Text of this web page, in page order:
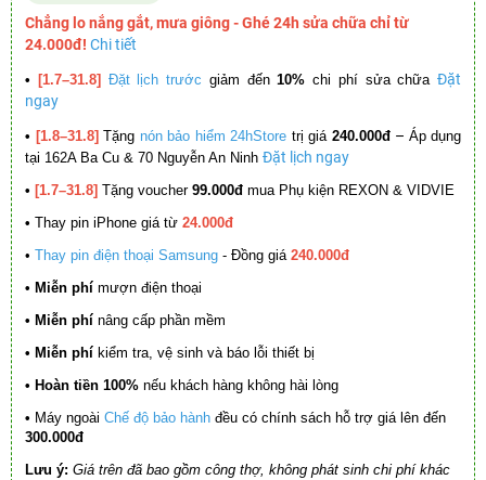
Chẳng lo nắng gắt, mưa giông - Ghé 24h sửa chữa chỉ từ
24.000đ! Chi tiết
• [1.7–31.8] Đặt lịch trước giảm đến10% chi phí sửa chữa Đặt
ngay
• [1.8–31.8] Tặng nón bảo hiểm 24hStore trị giá 240.000đ – Áp dụng
tại 162A Ba Cu & 70 Nguyễn An Ninh Đặt lịch ngay
• [1.7–31.8] Tặng voucher 99.000đ mua Phụ kiện REXON & VIDVIE
• Thay pin iPhone giá từ 24.000đ
• Thay pin điện thoại Samsung - Đồng giá 240.000đ
• Miễn phí mượn điện thoại
• Miễn phí nâng cấp phần mềm
• Miễn phí kiểm tra, vệ sinh và báo lỗi thiết bị
• Hoàn tiền 100% nếu khách hàng không hài lòng
• Máy ngoài Chế độ bảo hành đều có chính sách hỗ trợ giá lên đến
300.000đ
Lưu ý: Giá trên đã bao gồm công thợ, không phát sinh chi phí khác